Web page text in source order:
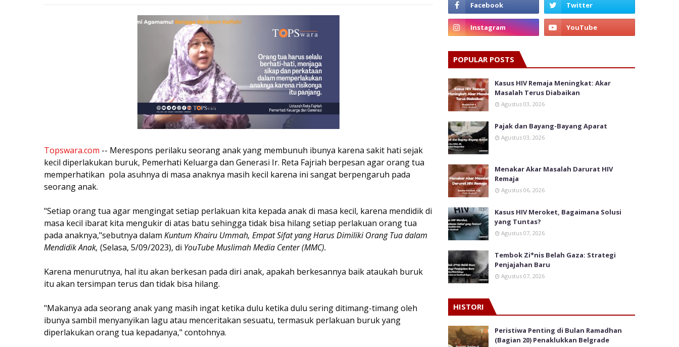
Topswara.com -- Merespons perilaku seorang anak yang membunuh ibunya karena sakit hati sejak
kecil diperlakukan buruk, Pemerhati Keluarga dan Generasi Ir. Reta Fajriah berpesan agar orang tua
memperhatikan pola asuhnya di masa anaknya masih kecil karena ini sangat berpengaruh pada
seorang anak.
"Setiap orang tua agar mengingat setiap perlakuan kita kepada anak di masa kecil, karena mendidik di
masa kecil ibarat kita mengukir di atas batu sehingga tidak bisa hilang setiap perlakuan orang tua
pada anaknya,"sebutnya dalam Kuntum Khairu Ummah, Empat Sifat yang Harus Dimiliki Orang Tua dalam
Mendidik Anak, (Selasa, 5/09/2023), di YouTube Muslimah Media Center (MMC).
Karena menurutnya, hal itu akan berkesan pada diri anak, apakah berkesannya baik ataukah buruk
itu akan tersimpan terus dan tidak bisa hilang.
"Makanya ada seorang anak yang masih ingat ketika dulu ketika dulu sering ditimang-timang oleh
ibunya sambil menyanyikan lagu atau menceritakan sesuatu, termasuk perlakuan buruk yang
diperlakukan orang tua kepadanya," contohnya.
POPULAR POSTS
Kasus HIV Remaja Meningkat: Akar
Masalah Terus Diabaikan
Agustus 03, 2026
Pajak dan Bayang-Bayang Aparat
Agustus 03, 2026
Menakar Akar Masalah Darurat HIV
Remaja
Agustus 06, 2026
Kasus HIV Meroket, Bagaimana Solusi
yang Tuntas?
Agustus 07, 2026
Tembok Zi*nis Belah Gaza: Strategi
Penjajahan Baru
Agustus 07, 2026
HISTORI
Peristiwa Penting di Bulan Ramadhan
(Bagian 20) Penaklukkan Belgrade